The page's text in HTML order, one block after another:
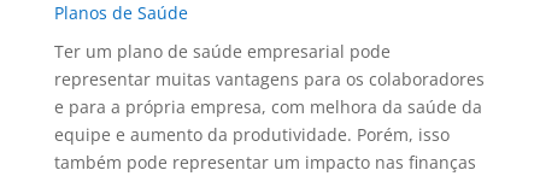
Planos de Saúde
Ter um plano de saúde empresarial pode
representar muitas vantagens para os colaboradores
e para a própria empresa, com melhora da saúde da
equipe e aumento da produtividade. Porém, isso
também pode representar um impacto nas finanças